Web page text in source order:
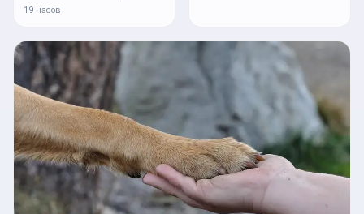
19 часов